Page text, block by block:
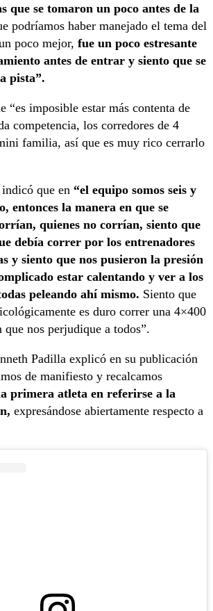
que se tomaron un poco antes de la
podríamos haber manejado el tema del
poco mejor, fue un poco estresante
antes de entrar y siento que se
pista”.
“es imposible estar más contenta de
competencia, los corredores de 4
familia, así que es muy rico cerrarlo
que en “el equipo somos seis y
entonces la manera en que se
quienes no corrían, siento que
debía correr por los entrenadores
y siento que nos pusieron la presión
estar calentando y ver a los
peleando ahí mismo. Siento que
es duro correr una 4×400
que nos perjudique a todos”.
Padilla explicó en su publicación
de manifiesto y recalcamos
primera atleta en referirse a la
expresándose abiertamente respecto a